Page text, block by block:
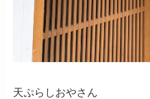
天ぷらしおやさん